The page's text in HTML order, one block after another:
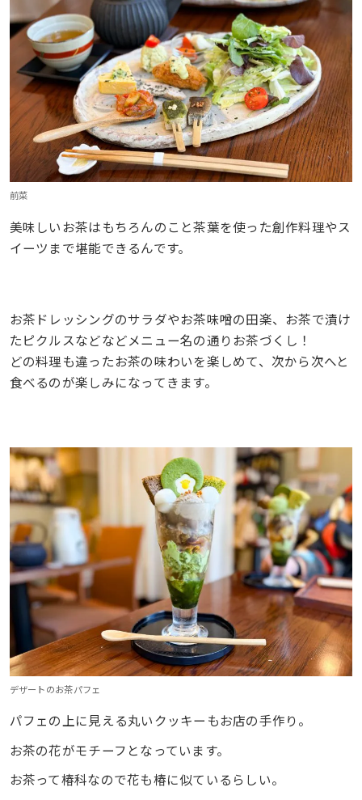
前菜
美味しいお茶はもちろんのこと茶葉を使った創作料理やス
イーツまで堪能できるんです。
お茶ドレッシングのサラダやお茶味噌の田楽、お茶で漬け
たピクルスなどなどメニュー名の通りお茶づくし！
どの料理も違ったお茶の味わいを楽しめて、次から次へと
食べるのが楽しみになってきます。
デザートのお茶パフェ
パフェの上に見える丸いクッキーもお店の手作り。
お茶の花がモチーフとなっています。
お茶って椿科なので花も椿に似ているらしい。